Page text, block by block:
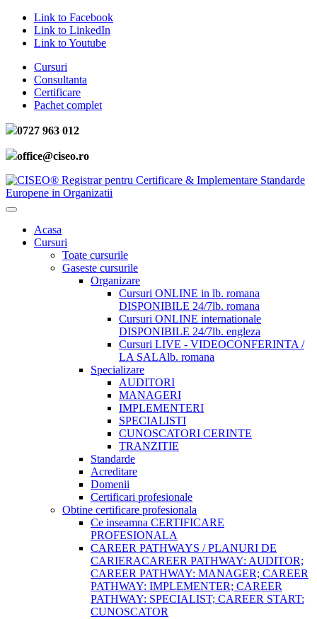
Link to Facebook
Link to LinkedIn
Link to Youtube
Cursuri
Consultanta
Certificare
Pachet complet
0727 963 012
office@ciseo.ro
Acasa
Cursuri
Toate cursurile
Gaseste cursurile
Organizare
Cursuri ONLINE in lb. romana
DISPONIBILE 24/7lb. romana
Cursuri ONLINE internationale
DISPONIBILE 24/7lb. engleza
Cursuri LIVE - VIDEOCONFERINTA /
LA SALAlb. romana
Specializare
AUDITORI
MANAGERI
IMPLEMENTERI
SPECIALISTI
CUNOSCATORI CERINTE
TRANZITIE
Standarde
Acreditare
Domenii
Certificari profesionale
Obtine certificare profesionala
Ce inseamna CERTIFICARE
PROFESIONALA
CAREER PATHWAYS / PLANURI DE
CARIERACAREER PATHWAY: AUDITOR;
CAREER PATHWAY: MANAGER; CAREER
PATHWAY: IMPLEMENTER; CAREER
PATHWAY: SPECIALIST; CAREER START:
CUNOSCATOR